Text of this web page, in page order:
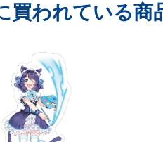
買われている商